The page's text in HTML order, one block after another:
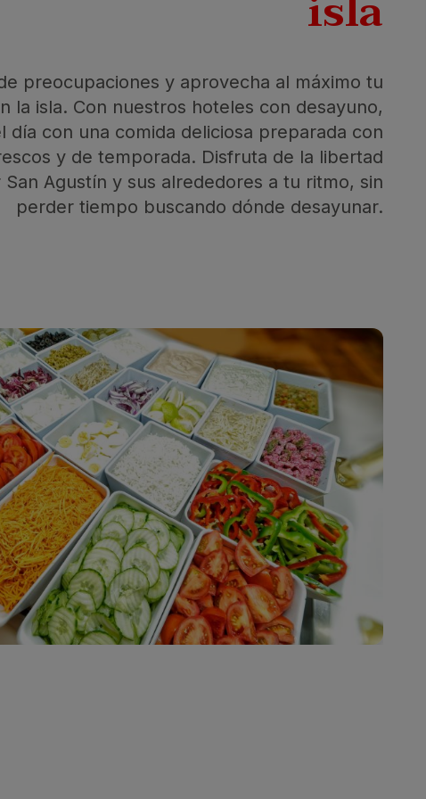
preocupaciones y aprovecha al máximo tu
la isla. Con nuestros hoteles con desayuno,
día con una comida deliciosa preparada con
y de temporada. Disfruta de la libertad
Agustín y sus alrededores a tu ritmo, sin
perder tiempo buscando dónde desayunar.